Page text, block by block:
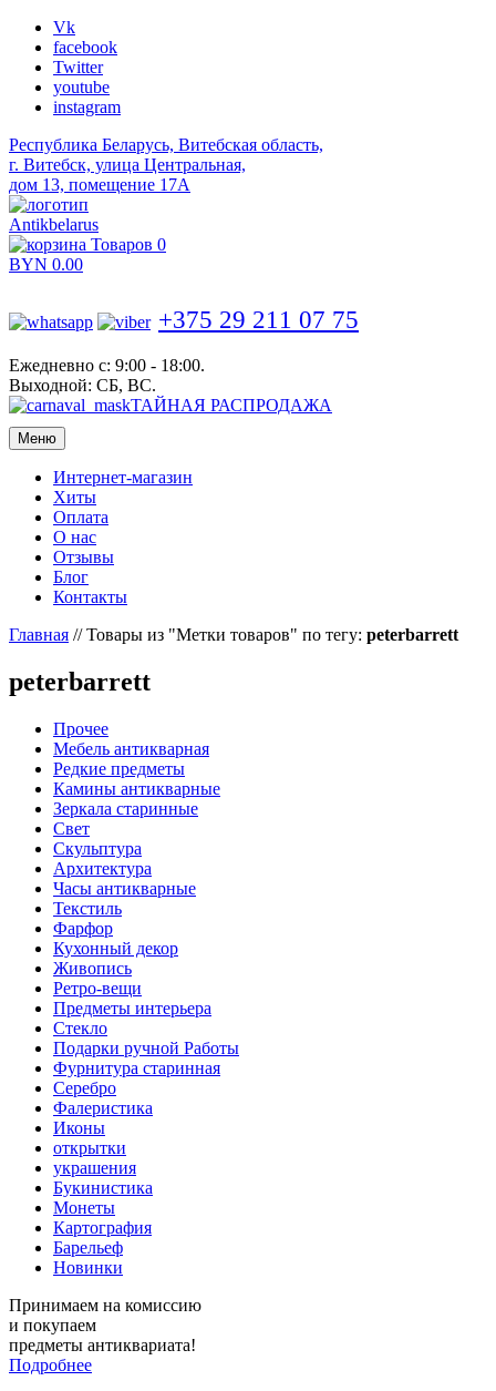
Vk
facebook
Twitter
youtube
instagram
Республика Беларусь, Витебская область,
г. Витебск, улица Центральная,
дом 13, помещение 17А
Antikbelarus
Товаров 0
BYN 0.00
+375 29 211 07 75
Ежедневно с: 9:00 - 18:00.
Выходной: СБ, ВС.
ТАЙНАЯ РАСПРОДАЖА
Меню
Интернет-магазин
Хиты
Оплата
О нас
Отзывы
Блог
Контакты
Главная //Товары из "Метки товаров" по тегу: peterbarrett
peterbarrett
Прочее
Мебель антикварная
Редкие предметы
Камины антикварные
Зеркала старинные
Свет
Скульптура
Архитектура
Часы антикварные
Текстиль
Фарфор
Кухонный декор
Живопись
Ретро-вещи
Предметы интерьера
Стекло
Подарки ручной Работы
Фурнитура старинная
Серебро
Фалеристика
Иконы
открытки
украшения
Букинистика
Монеты
Картография
Барельеф
Новинки
Принимаем на комиссию
и покупаем
предметы антиквариата!
Подробнее